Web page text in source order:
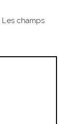
Les champs